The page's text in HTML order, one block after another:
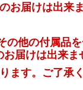
お届けは出来
の他の付属品
届けは出来ま
ます。ご了承